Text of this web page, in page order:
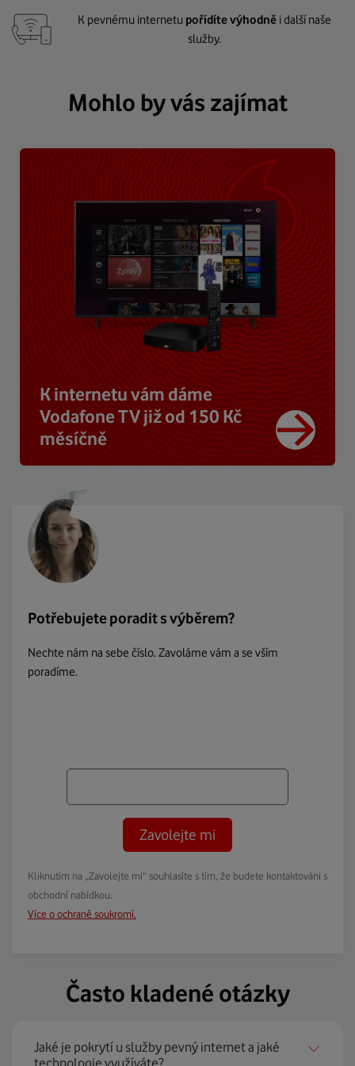
K pevnému internetu pořídíte výhodně i další naše
služby.
Mohlo by vás zajímat
K internetu vám dáme
Vodafone TV již od 150 Kč
měsíčně
Potřebujete poradit s výběrem?
Nechte nám na sebe číslo. Zavoláme vám a se vším
poradíme.
Zavolejte mi
Kliknutím na „Zavolejte mi“ souhlasíte s tím, že budete kontaktováni s
obchodní nabídkou.
Více o ochraně soukromí.
Často kladené otázky
Jaké je pokrytí u služby pevný internet a jaké
technologie využíváte?